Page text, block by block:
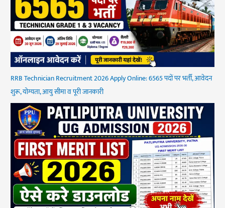
RRB Technician Recruitment 2026 Apply Online: 6565 पदों पर भर्ती, आवेदन
शुरू, योग्यता, आयु सीमा व पूरी जानकारी